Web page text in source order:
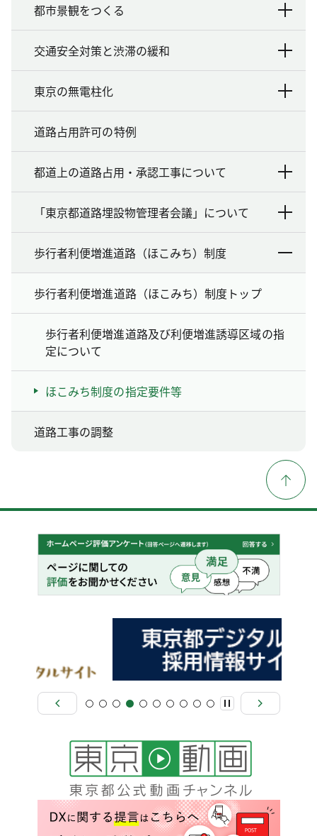
都市景観をつくる
交通安全対策と渋滞の緩和
東京の無電柱化
道路占用許可の特例
都道上の道路占用・承認工事について
「東京都道路埋設物管理者会議」について
歩行者利便増進道路（ほこみち）制度
歩行者利便増進道路（ほこみち）制度トップ
歩行者利便増進道路及び利便増進誘導区域の指
定について
ほこみち制度の指定要件等
道路工事の調整